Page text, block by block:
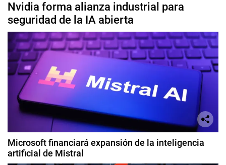
Nvidia forma alianza industrial para
seguridad de la IA abierta
Microsoft financiará expansión de la inteligencia
artificial de Mistral